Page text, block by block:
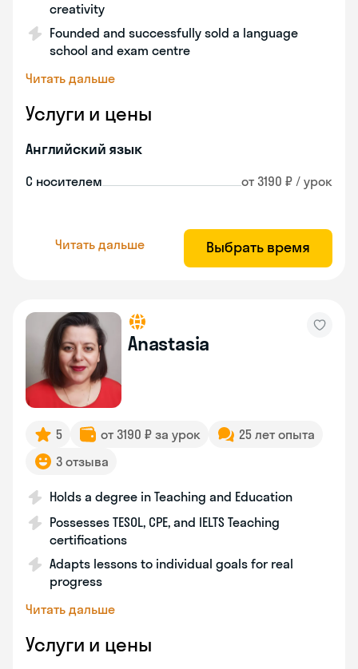
creativity
Founded and successfully sold a language
school and exam centre
Читать дальше
Услуги и цены
Английский язык
С носителем от 3190 ₽ / урок
Читать дальше Выбрать время
Anastasia
5 от 3190 ₽ за урок
25 лет опыта
3 отзыва
Holds a degree in Teaching and Education
Possesses TESOL, CPE, and IELTS Teaching
certifications
Adapts lessons to individual goals for real
progress
Читать дальше
Услуги и цены